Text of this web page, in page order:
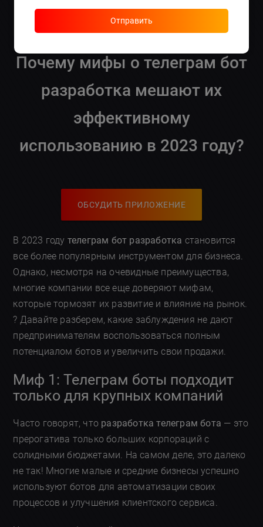
Почему мифы о телеграм бот
разработка мешают их
эффективному
использованию в 2023 году?
ОБСУДИТЬ ПРИЛОЖЕНИЕ
В 2023 году телеграм бот разработка становится
все более популярным инструментом для бизнеса.
Однако, несмотря на очевидные преимущества,
многие компании все еще доверяют мифам,
которые тормозят их развитие и влияние на рынок.
? Давайте разберем, какие заблуждения не дают
предпринимателям воспользоваться полным
потенциалом ботов и увеличить свои продажи.
Миф 1: Телеграм боты подходит
только для крупных компаний
Часто говорят, что разработка телеграм бота — это
прерогатива только больших корпораций с
солидными бюджетами. На самом деле, это далеко
не так! Многие малые и средние бизнесы успешно
используют ботов для автоматизации своих
процессов и улучшения клиентского сервиса.
Отправить